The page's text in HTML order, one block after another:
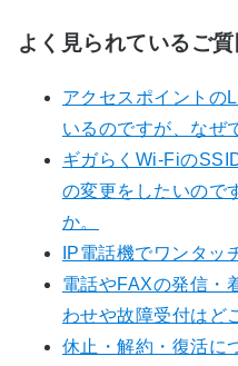
よく見られているご質
アクセスポイントの
いるのですが、なぜ
ギガらくWi-Fiの
の変更をしたいので
か。
IP電話機でワンタッ
電話やFAXの発信・
わせや故障受付はど
休止・解約・復活に